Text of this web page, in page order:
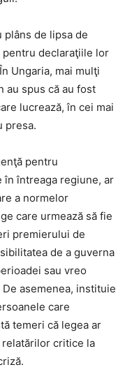
plâns de lipsa de
declaraţiile lor
Ungaria, mai mulţi
au spus că au fost
lucrează, în cei mai
presa.
pentru
în întreaga regiune, ar
a normelor
care urmează să fie
premierului de
de a guverna
sau vreo
asemenea, instituie
care
temeri că legea ar
critice la